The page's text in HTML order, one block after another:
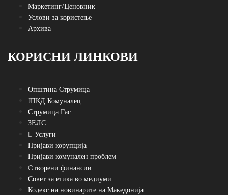
Маркетинг/Ценовник
Услови за користење
Архива
КОРИСНИ ЛИНКОВИ
Општина Струмица
ЈПКД Комуналец
Струмица Гас
ЗЕЛС
E-Услуги
Пријави корупција
Пријави комунален проблем
Oтворени финансии
Совет за етика во медиуми
Кодекс на новинарите на Македонија